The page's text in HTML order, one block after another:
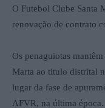
O Futebol Clube Santa
renovação de contrato
Os penaguiotas
Marta ao titulo distrital
lugar da fase de
AFVR, na última época.